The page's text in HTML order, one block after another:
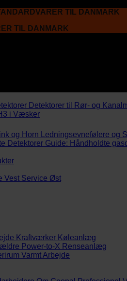
TIL DANMARK
TIL DANMARK
Detektorer til Rør- og
i Væsker
og Horn Ledningsevnefølere og
Detektorer Guide: Håndholdte
Vest Service Øst
Kraftværker Køleanlæg
Power-to-X Renseanlæg
Varmt Arbejde